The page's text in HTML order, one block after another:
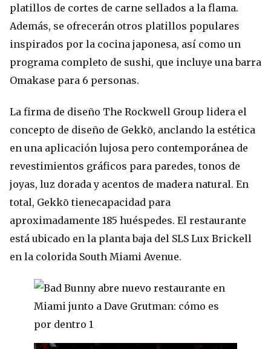
platillos de cortes de carne sellados a la flama.
Además, se ofrecerán otros platillos populares
inspirados por la cocina japonesa, así como un
programa completo de sushi, que incluye una barra
Omakase para 6 personas.
La firma de diseño The Rockwell Group lidera el
concepto de diseño de Gekkō, anclando la estética
en una aplicación lujosa pero contemporánea de
revestimientos gráficos para paredes, tonos de
joyas, luz dorada y acentos de madera natural. En
total, Gekkō tienecapacidad para
aproximadamente 185 huéspedes. El restaurante
está ubicado en la planta baja del SLS Lux Brickell
en la colorida South Miami Avenue.